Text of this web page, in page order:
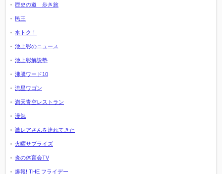
歴史の道 歩き旅
民王
水トク！
池上彰のニュース
池上彰解説塾
沸騰ワード10
流星ワゴン
満天青空レストラン
漫勉
激レアさんを連れてきた
火曜サプライズ
炎の体育会TV
爆報! THE フライデー